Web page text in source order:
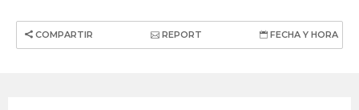
COMPARTIR REPORT FECHA Y HORA